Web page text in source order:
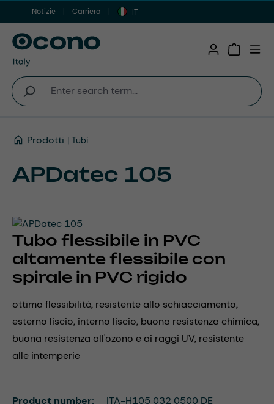
Vai al contenuto principale
Notizie Carriera IT
Prodotti Tubi
APDatec 105
Tubo flessibile in PVC
altamente flessibile con
spirale in PVC rigido
ottima flessibilità, resistente allo schiacciamento,
esterno liscio, interno liscio, buona resistenza chimica,
buona resistenza all'ozono e ai raggi UV, resistente
alle intemperie
Product number: ITA-H105 032 0500 DE